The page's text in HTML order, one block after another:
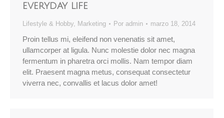
everyday life
Lifestyle & Hobby, Marketing Por admin marzo 18, 2014
Proin tellus mi, eleifend non venenatis sit amet,
ullamcorper at ligula. Nunc molestie dolor nec magna
fermentum in pharetra orci mollis. Nam tempor diam
elit. Praesent magna metus, consequat consectetur
viverra nec, convallis et lacus dolor amet!